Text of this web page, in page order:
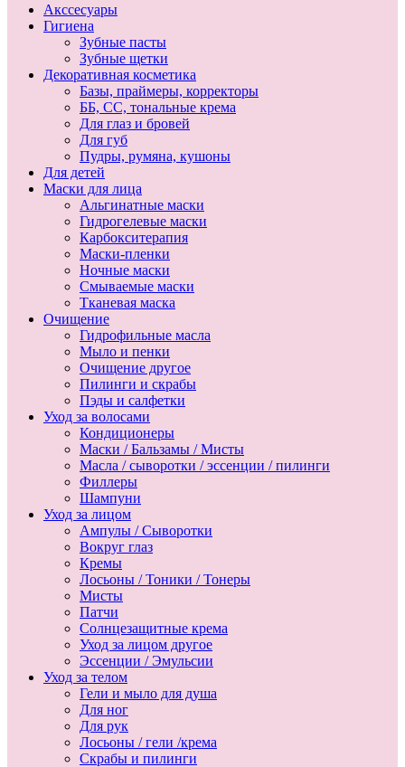
Акссесуары
Гигиена
Зубные пасты
Зубные щетки
Декоративная косметика
Базы, праймеры, корректоры
ББ, СС, тональные крема
Для глаз и бровей
Для губ
Пудры, румяна, кушоны
Для детей
Маски для лица
Альгинатные маски
Гидрогелевые маски
Карбокситерапия
Маски-пленки
Ночные маски
Смываемые маски
Тканевая маска
Очищение
Гидрофильные масла
Мыло и пенки
Очищение другое
Пилинги и скрабы
Пэды и салфетки
Уход за волосами
Кондиционеры
Маски / Бальзамы / Мисты
Масла / сыворотки / эссенции / пилинги
Филлеры
Шампуни
Уход за лицом
Ампулы / Сыворотки
Вокруг глаз
Кремы
Лосьоны / Тоники / Тонеры
Мисты
Патчи
Солнцезащитные крема
Уход за лицом другое
Эссенции / Эмульсии
Уход за телом
Гели и мыло для душа
Для ног
Для рук
Лосьоны / гели /крема
Скрабы и пилинги